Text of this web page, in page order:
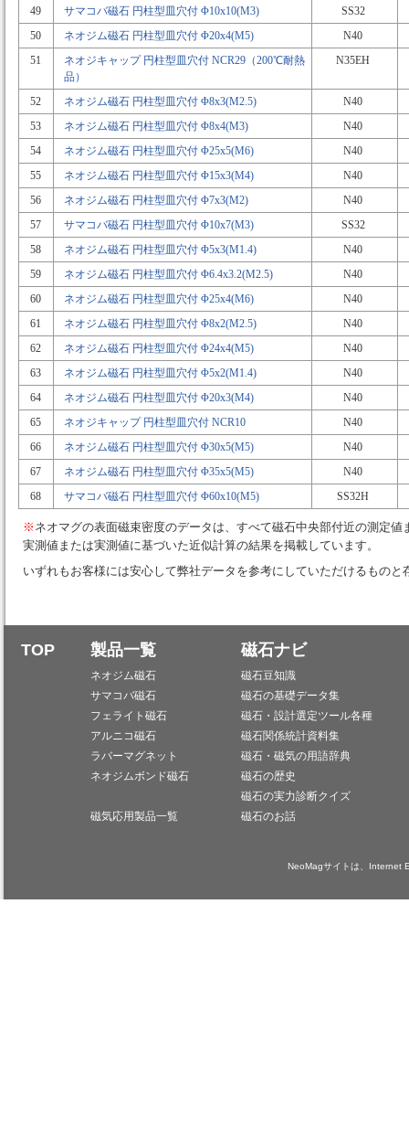
49
サマコバ磁石 円柱型皿穴付 Φ10x10(M3)
SS32
50
ネオジム磁石 円柱型皿穴付 Φ20x4(M5)
N40
51
ネオジキャップ 円柱型皿穴付 NCR29（200℃耐熱
品）
N35EH
52 ネオジム磁石 円柱型皿穴付 Φ8x3(M2.5)
N40
53
ネオジム磁石 円柱型皿穴付 Φ8x4(M3)
N40
54
ネオジム磁石 円柱型皿穴付 Φ25x5(M6)
N40
55
ネオジム磁石 円柱型皿穴付 Φ15x3(M4)
N40
56
ネオジム磁石 円柱型皿穴付 Φ7x3(M2)
N40
57
サマコバ磁石 円柱型皿穴付 Φ10x7(M3)
SS32
58
ネオジム磁石 円柱型皿穴付 Φ5x3(M1.4)
N40
59
ネオジム磁石 円柱型皿穴付 Φ6.4x3.2(M2.5)
N40
60
ネオジム磁石 円柱型皿穴付 Φ25x4(M6)
N40
61
ネオジム磁石 円柱型皿穴付 Φ8x2(M2.5)
N40
62
ネオジム磁石 円柱型皿穴付 Φ24x4(M5)
N40
63
ネオジム磁石 円柱型皿穴付 Φ5x2(M1.4)
N40
64
ネオジム磁石 円柱型皿穴付 Φ20x3(M4)
N40
65
ネオジキャップ 円柱型皿穴付 NCR10
N40
66
ネオジム磁石 円柱型皿穴付 Φ30x5(M5)
N40
67
ネオジム磁石 円柱型皿穴付 Φ35x5(M5)
N40
68
サマコバ磁石 円柱型皿穴付 Φ60x10(M5) SS32H
※ ネオマグの表面磁束密度のデータは、すべて磁石中央部付近の測定
実測値または実測値に基づいた近似計算の結果を掲載しています。
いずれもお客様には安心して弊社データを参考にしていただけるものと
TOP 製品一覧
ネオジム磁石
サマコバ磁石
フェライト磁石
アルニコ磁石
ラバーマグネット
ネオジムボンド磁石
磁気応用製品一覧
磁石ナビ
磁石豆知識
磁石の基礎データ集
磁石・設計選定ツール各種
磁石関係統計資料集
磁石・磁気の用語辞典
磁石の歴史
磁石の実力診断クイズ
磁石のお話
NeoMagサイトは、Internet